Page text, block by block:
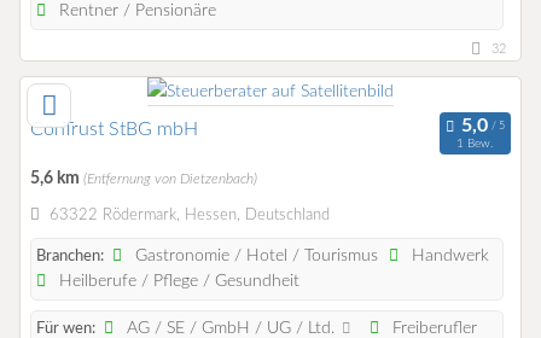
Rentner / Pensionäre
32
ConTrust StBG mbH
1 Bew.
5,6 km (Entfernung von Dietzenbach)
63322 Rödermark, Hessen, Deutschland
Branchen: Gastronomie / Hotel / Tourismus
Handwerk
Heilberufe / Pflege / Gesundheit
Für wen: AG / SE / GmbH / UG / Ltd.
Freiberufler